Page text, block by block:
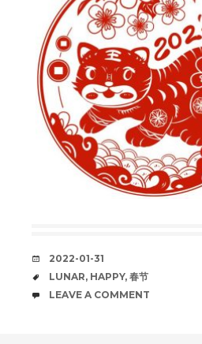
DATE
2022-01-31
TAGS
LUNAR, HAPPY, 春节
COMMENTS
LEAVE A COMMENT